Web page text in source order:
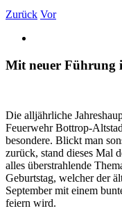
Zurück Vor
Mit neuer Führung
Die alljährliche
Feuerwehr Bottrop-
besondere. Blickt man
zurück, stand dieses Mal
alles überstrahlende
Geburtstag, welcher der
September mit einem
feiern wird.